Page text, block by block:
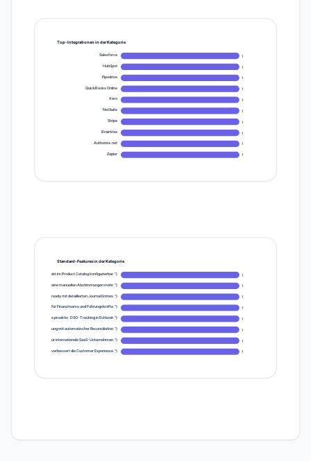
Top-Integrationen in der Kategorie
Salesforce 1
HubSpot 1
Pipedrive 1
QuickBooks Online 1
Xero 1
NetSuite 1
Stripe 1
Braintree 1
Authorize.net 1
Zapier 1
Standard-Features in der Kategorie
Engineering-Aufwand direkt im Product Catalog konfigurierbar."} 1
Meter-basierte Modelle; keine manuellen Abstimmungen mehr."} 1
SSPs und Carveouts – audit-ready mit detaillierten Journal Entries."} 1
und Drill-Down-Reports für Finanzteams und Führungskräfte."} 1
reduzieren Zahlungsausfälle proaktiv. DSO-Tracking in Echtzeit."} 1
als integrierte Zahlungslösung mit automatischer Reconciliation."} 1
Steuerungsebene – ideal für internationale SaaS-Unternehmen."} 1
den Support-Aufwand und verbessert die Customer Experience."} 1